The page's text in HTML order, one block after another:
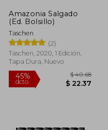
Amazonia Salgado
(Ed. Bolsillo)
Taschen
(2)
Taschen, 2020, 1 Edición,
Tapa Dura, Nuevo